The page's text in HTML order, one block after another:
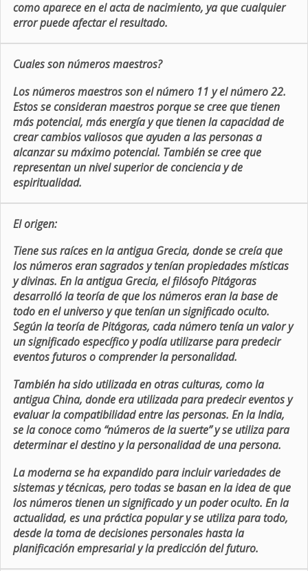
como aparece en el acta de nacimiento, ya que cualquier
error puede afectar el resultado.
Cuales son números maestros?
Los números maestros son el número 11 y el número 22.
Estos se consideran maestros porque se cree que tienen
más potencial, más energía y que tienen la capacidad de
crear cambios valiosos que ayuden a las personas a
alcanzar su máximo potencial. También se cree que
representan un nivel superior de conciencia y de
espiritualidad.
El origen:
Tiene sus raíces en la antigua Grecia, donde se creía que
los números eran sagrados y tenían propiedades místicas
y divinas. En la antigua Grecia, el filósofo Pitágoras
desarrolló la teoría de que los números eran la base de
todo en el universo y que tenían un significado oculto.
Según la teoría de Pitágoras, cada número tenía un valor y
un significado específico y podía utilizarse para predecir
eventos futuros o comprender la personalidad.
También ha sido utilizada en otras culturas, como la
antigua China, donde era utilizada para predecir eventos y
evaluar la compatibilidad entre las personas. En la India,
se la conoce como “números de la suerte” y se utiliza para
determinar el destino y la personalidad de una persona.
La moderna se ha expandido para incluir variedades de
sistemas y técnicas, pero todas se basan en la idea de que
los números tienen un significado y un poder oculto. En la
actualidad, es una práctica popular y se utiliza para todo,
desde la toma de decisiones personales hasta la
planificación empresarial y la predicción del futuro.